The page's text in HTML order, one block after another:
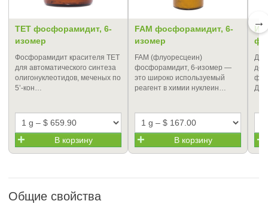
TET фосфорамидит, 6-
изомер
Фосфорамидит красителя TET
для автоматического синтеза
олигонуклеотидов, меченых по
5’-кон…
В корзину
FAM фосфорамидит, 6-
изомер
FAM (флуоресцеин)
фосфорамидит, 6-изомер —
это широко используемый
реагент в химии нуклеин…
В корзину
→
Общие свойства